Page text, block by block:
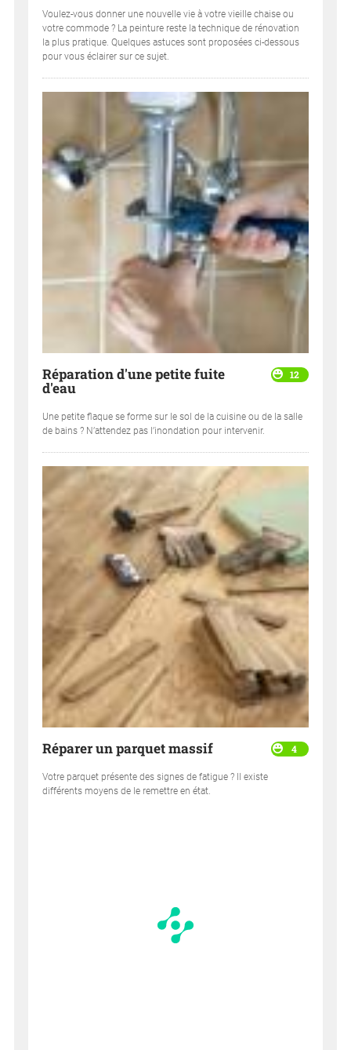
Voulez-vous donner une nouvelle vie à votre vieille chaise ou
votre commode ? La peinture reste la technique de rénovation
la plus pratique. Quelques astuces sont proposées ci-dessous
pour vous éclairer sur ce sujet.
12
Réparation d'une petite fuite
d'eau
Une petite flaque se forme sur le sol de la cuisine ou de la salle
de bains ? N’attendez pas l’inondation pour intervenir.
4
Réparer un parquet massif
Votre parquet présente des signes de fatigue ? Il existe
différents moyens de le remettre en état.